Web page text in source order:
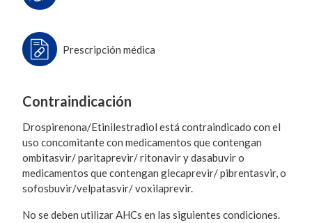
Prescripción médica
Contraindicación
Drospirenona/Etinilestradiol está contraindicado con el
uso concomitante con medicamentos que contengan
ombitasvir/ paritaprevir/ ritonavir y dasabuvir o
medicamentos que contengan glecaprevir/ pibrentasvir, o
sofosbuvir/velpatasvir/ voxilaprevir.
No se deben utilizar AHCs en las siguientes condiciones.